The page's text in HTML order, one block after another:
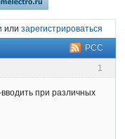
или зарегистрироваться
РСС
1
при различных